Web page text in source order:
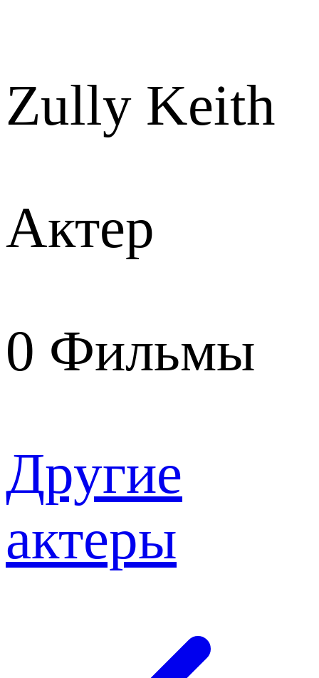
Zully Keith
Актер
0 Фильмы
Другие
актеры